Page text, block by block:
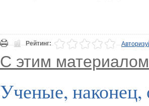
Рейтинг:
С этим
Ученые,